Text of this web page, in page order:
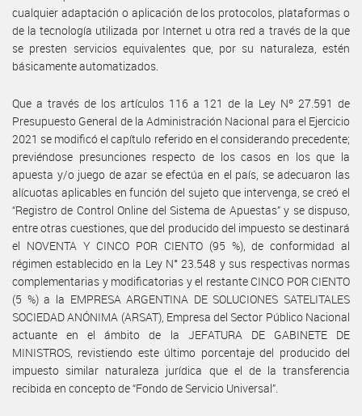
cualquier adaptación o aplicación de los protocolos, plataformas o
de la tecnología utilizada por Internet u otra red a través de la que
se presten servicios equivalentes que, por su naturaleza, estén
básicamente automatizados.
Que a través de los artículos 116 a 121 de la Ley Nº 27.591 de
Presupuesto General de la Administración Nacional para el Ejercicio
2021 se modificó el capítulo referido en el considerando precedente;
previéndose presunciones respecto de los casos en los que la
apuesta y/o juego de azar se efectúa en el país, se adecuaron las
alícuotas aplicables en función del sujeto que intervenga, se creó el
“Registro de Control Online del Sistema de Apuestas” y se dispuso,
entre otras cuestiones, que del producido del impuesto se destinará
el NOVENTA Y CINCO POR CIENTO (95 %), de conformidad al
régimen establecido en la Ley N° 23.548 y sus respectivas normas
complementarias y modificatorias y el restante CINCO POR CIENTO
(5 %) a la EMPRESA ARGENTINA DE SOLUCIONES SATELITALES
SOCIEDAD ANÓNIMA (ARSAT), Empresa del Sector Público Nacional
actuante en el ámbito de la JEFATURA DE GABINETE DE
MINISTROS, revistiendo este último porcentaje del producido del
impuesto similar naturaleza jurídica que el de la transferencia
recibida en concepto de “Fondo de Servicio Universal”.